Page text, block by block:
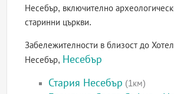
Несебър, включително
старинни църкви.
Забележителности в близост до
Несебър, Несебър
Стария Несебър (1км)